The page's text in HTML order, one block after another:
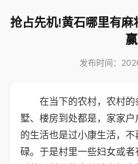
抢占先机!黄石哪里有
发布时间：
在当下的农村，农村的
墅、楼房到处都是，家家
的生活也是过小康生活，
碌。于是村里一些妇女或